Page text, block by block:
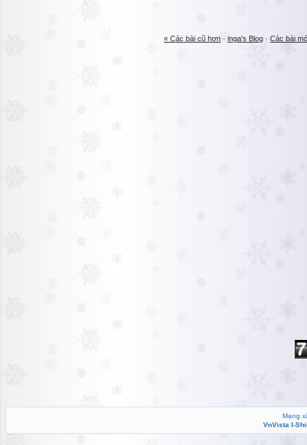
« Các bài cũ hơn · inga's Blog · Các bài
Mạng
VnVista I-